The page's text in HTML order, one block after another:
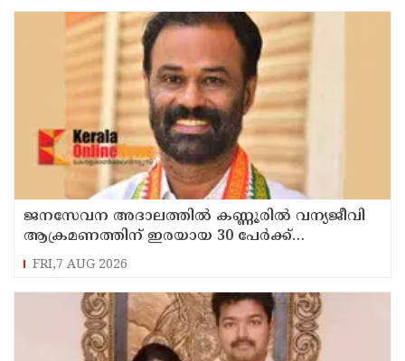
ജനസേവന അദാലത്തിൽ കണ്ണൂരിൽ വന്യജീവി
ആക്രമണത്തിന് ഇരയായ 30 പേർക്ക്
സഹായധനം അനുവദിച്ചു
FRI,7 AUG 2026